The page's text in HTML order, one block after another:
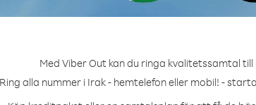
Med Viber Out kan du ringa kvalitetssamtal
Ring alla nummer i Irak - hemtelefon eller mobil! -